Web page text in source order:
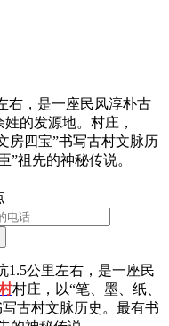
右，是一座民风淳朴古
的发源地。村庄，
房四宝”书写古村文脉历
”祖先的神秘传说。
公里左右，是一座民
村庄，以“笔、墨、纸、
古村文脉历史。最有书